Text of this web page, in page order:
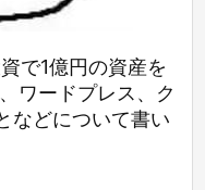
で1億円の資産を
ワードプレス、ク
などについて書い